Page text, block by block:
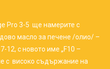
Pro 3-5 ще намерите с
масло за печене /олио/ –
12, с новото име „F10 –
с високо съдържание на